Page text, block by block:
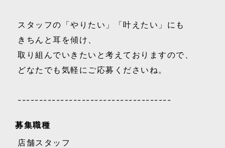
スタッフの「やりたい」「叶えたい」にも
きちんと耳を傾け、
取り組んでいきたいと考えておりますので、
どなたでも気軽にご応募くださいね。
------------------------------------
募集職種
店舗スタッフ